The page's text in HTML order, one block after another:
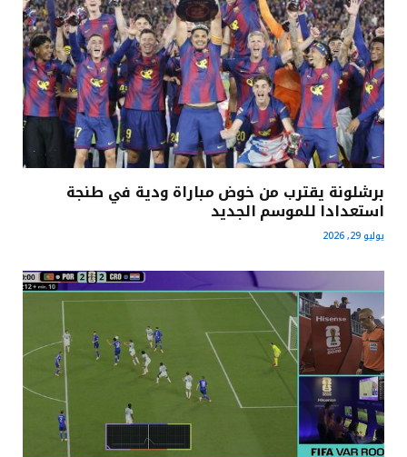
برشلونة يقترب من خوض مباراة ودية في طنجة
استعدادا للموسم الجديد
يوليو 29, 2026